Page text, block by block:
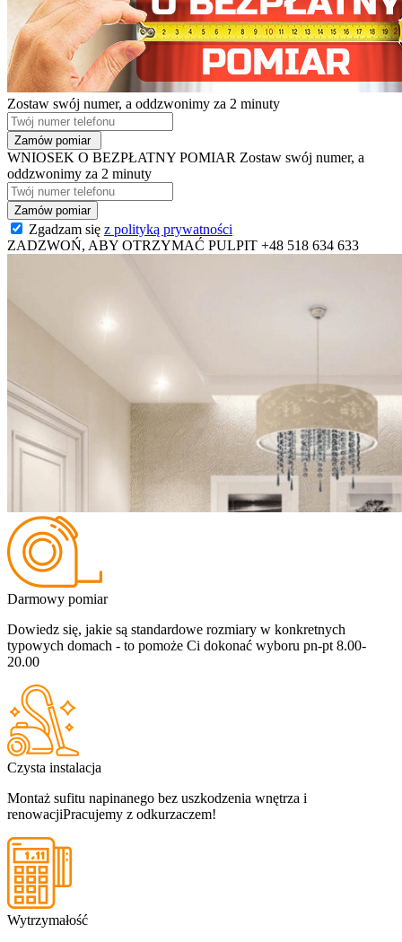
Zostaw swój numer, a oddzwonimy za 2 minuty
WNIOSEK O BEZPŁATNY POMIAR Zostaw swój numer, a
oddzwonimy za 2 minuty
Zgadzam się z polityką prywatności
ZADZWOŃ, ABY OTRZYMAĆ PULPIT +48 518 634 633
Darmowy pomiar
Dowiedz się, jakie są standardowe rozmiary w konkretnych
typowych domach - to pomoże Ci dokonać wyboru pn-pt 8.00-
20.00
Czysta instalacja
Montaż sufitu napinanego bez uszkodzenia wnętrza i
renowacjiPracujemy z odkurzaczem!
Wytrzymałość